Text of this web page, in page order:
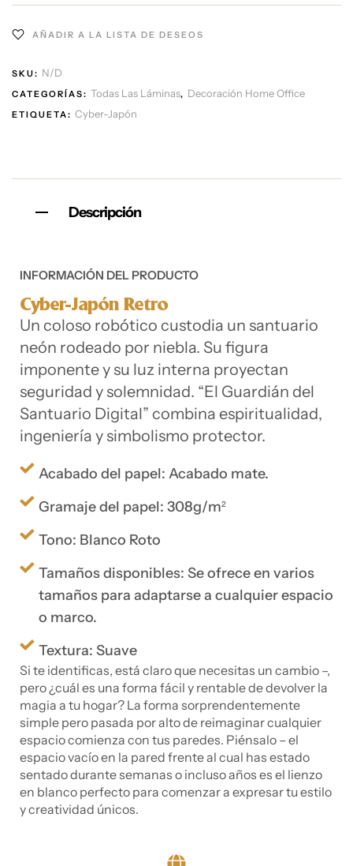
AÑADIR A LA LISTA DE DESEOS
SKU: N/D
CATEGORÍAS: Todas Las Láminas, Decoración Home Office
ETIQUETA: Cyber-Japón
Descripción
INFORMACIÓN DEL PRODUCTO
Cyber-Japón Retro
Un coloso robótico custodia un santuario
neón rodeado por niebla. Su figura
imponente y su luz interna proyectan
seguridad y solemnidad. “El Guardián del
Santuario Digital” combina espiritualidad,
ingeniería y simbolismo protector.
Acabado del papel: Acabado mate.
Gramaje del papel: 308g/m²
Tono: Blanco Roto
Tamaños disponibles: Se ofrece en varios
tamaños para adaptarse a cualquier espacio
o marco.
Textura: Suave
Si te identificas, está claro que necesitas un cambio –,
pero ¿cuál es una forma fácil y rentable de devolver la
magia a tu hogar? La forma sorprendentemente
simple pero pasada por alto de reimaginar cualquier
espacio comienza con tus paredes. Piénsalo – el
espacio vacío en la pared frente al cual has estado
sentado durante semanas o incluso años es el lienzo
en blanco perfecto para comenzar a expresar tu estilo
y creatividad únicos.